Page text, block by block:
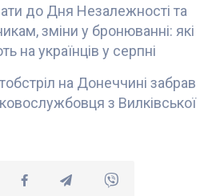
до Дня Незалежності та
зміни у бронюванні: які
на українців у серпні
на Донеччині забрав
з Вилківської